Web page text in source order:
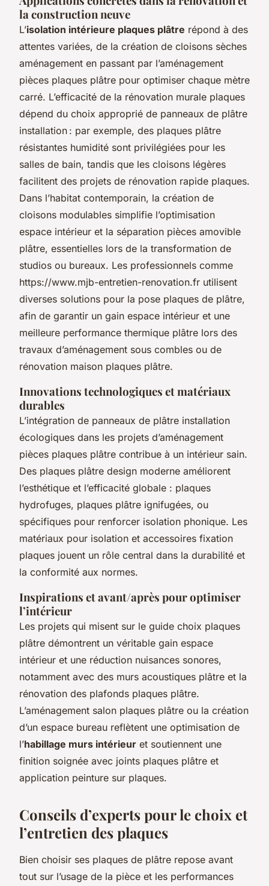
la construction neuve
L’isolation intérieure plaques plâtre répond à des
attentes variées, de la création de cloisons sèches
aménagement en passant par l’aménagement
pièces plaques plâtre pour optimiser chaque mètre
carré. L’efficacité de la rénovation murale plaques
dépend du choix approprié de panneaux de plâtre
installation : par exemple, des plaques plâtre
résistantes humidité sont privilégiées pour les
salles de bain, tandis que les cloisons légères
facilitent des projets de rénovation rapide plaques.
Dans l’habitat contemporain, la création de
cloisons modulables simplifie l’optimisation
espace intérieur et la séparation pièces amovible
plâtre, essentielles lors de la transformation de
studios ou bureaux. Les professionnels comme
https://www.mjb-entretien-renovation.fr utilisent
diverses solutions pour la pose plaques de plâtre,
afin de garantir un gain espace intérieur et une
meilleure performance thermique plâtre lors des
travaux d’aménagement sous combles ou de
rénovation maison plaques plâtre.
Innovations technologiques et matériaux
durables
L’intégration de panneaux de plâtre installation
écologiques dans les projets d’aménagement
pièces plaques plâtre contribue à un intérieur sain.
Des plaques plâtre design moderne améliorent
l’esthétique et l’efficacité globale : plaques
hydrofuges, plaques plâtre ignifugées, ou
spécifiques pour renforcer isolation phonique. Les
matériaux pour isolation et accessoires fixation
plaques jouent un rôle central dans la durabilité et
la conformité aux normes.
Inspirations et avant/après pour optimiser
l’intérieur
Les projets qui misent sur le guide choix plaques
plâtre démontrent un véritable gain espace
intérieur et une réduction nuisances sonores,
notamment avec des murs acoustiques plâtre et la
rénovation des plafonds plaques plâtre.
L’aménagement salon plaques plâtre ou la création
d’un espace bureau reflètent une optimisation de
l’habillage murs intérieur et soutiennent une
finition soignée avec joints plaques plâtre et
application peinture sur plaques.
Conseils d’experts pour le choix et
l’entretien des plaques
Bien choisir ses plaques de plâtre repose avant
tout sur l’usage de la pièce et les performances